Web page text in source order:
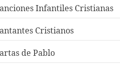
Infantiles Cristianas
Cristianos
de Pablo